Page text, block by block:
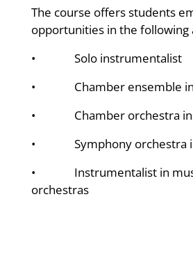
The course offers students
opportunities in the following
• Solo instrumentalist
• Chamber ensemble
• Chamber orchestra
• Symphony orchestra
• Instrumentalist in
orchestras